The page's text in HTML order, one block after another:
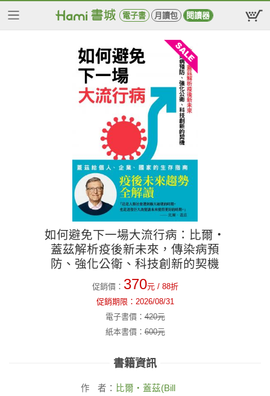
電子書 月讀包 閱讀器
如何避免下一場大流行病：比爾‧
蓋茲解析疫後新未來，傳染病預
防、強化公衛、科技創新的契機
促銷價： 370元 / 88折
促銷期限： 2026/08/31
電子書價：420元
紙本書價：600元
書籍資訊
作 者： 比爾‧蓋茲(Bill